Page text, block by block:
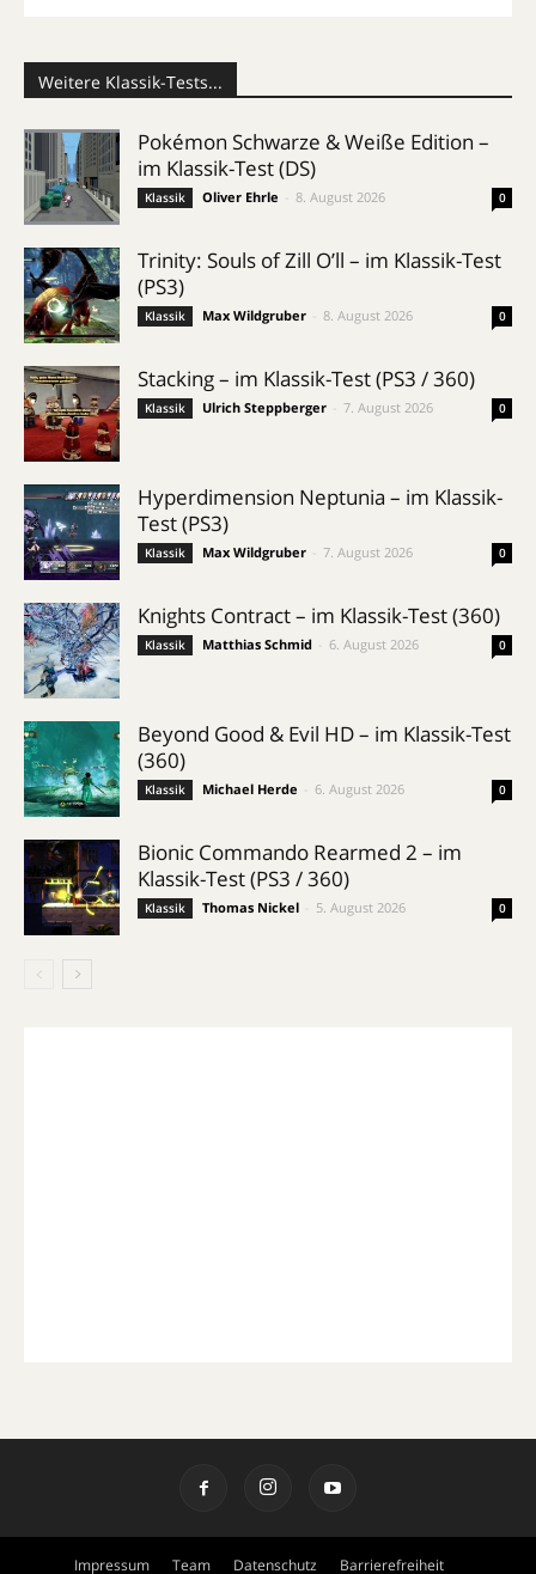
Weitere Klassik-Tests...
Pokémon Schwarze & Weiße Edition –
im Klassik-Test (DS)
Klassik Oliver Ehrle 8. August 2026 0
Trinity: Souls of Zill O’ll – im Klassik-Test
(PS3)
Klassik Max Wildgruber 8. August 2026 0
Stacking – im Klassik-Test (PS3 / 360)
Klassik Ulrich Steppberger 7. August 2026 0
Hyperdimension Neptunia – im Klassik-
Test (PS3)
Klassik Max Wildgruber 7. August 2026 0
Knights Contract – im Klassik-Test (360)
Klassik Matthias Schmid 6. August 2026 0
Beyond Good & Evil HD – im Klassik-Test
(360)
Klassik Michael Herde 6. August 2026 0
Bionic Commando Rearmed 2 – im
Klassik-Test (PS3 / 360)
Klassik Thomas Nickel 5. August 2026 0
Impressum Team Datenschutz Barrierefreiheit